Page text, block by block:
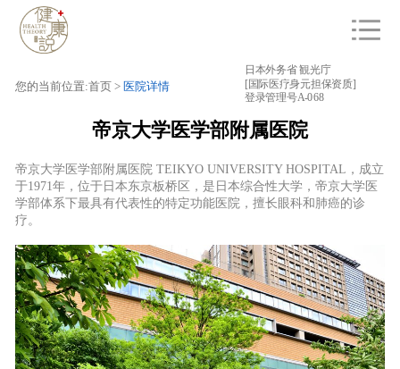
您的当前位置:首页 > 医院详情
日本外务省 観光庁
[国际医疗身元担保资质]
登录管理号A-068
帝京大学医学部附属医院
帝京大学医学部附属医院 TEIKYO UNIVERSITY HOSPITAL，成立
于1971年，位于日本东京板桥区，是日本综合性大学，帝京大学医
学部体系下最具有代表性的特定功能医院，擅长眼科和肺癌的诊
疗。